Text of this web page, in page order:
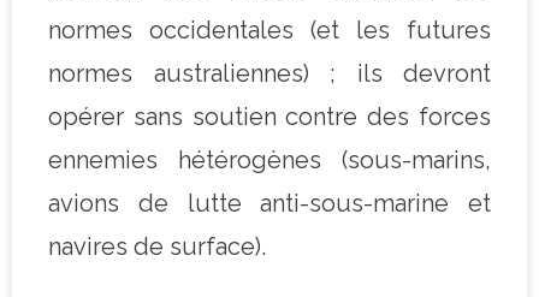
normes occidentales (et les futures
normes australiennes) ; ils devront
opérer sans soutien contre des forces
ennemies hétérogènes (sous-marins,
avions de lutte anti-sous-marine et
navires de surface).